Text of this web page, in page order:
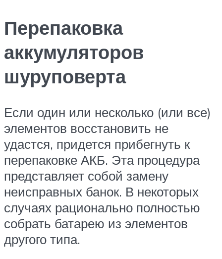
Перепаковка
аккумуляторов
шуруповерта
Если один или несколько (или все)
элементов восстановить не
удастся, придется прибегнуть к
перепаковке АКБ. Эта процедура
представляет собой замену
неисправных банок. В некоторых
случаях рационально полностью
собрать батарею из элементов
другого типа.